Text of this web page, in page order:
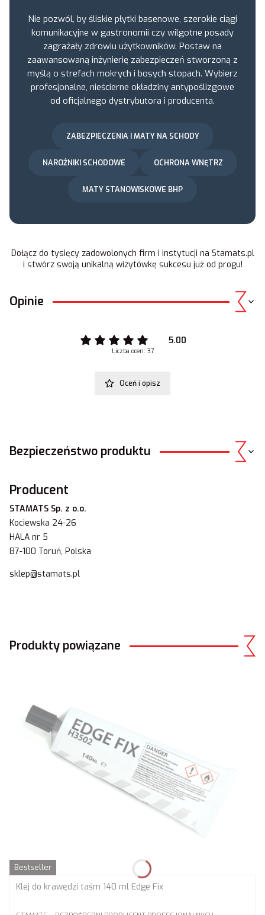
Nie pozwól, by śliskie płytki basenowe, szerokie ciągi
komunikacyjne w gastronomii czy wilgotne posady
zagrażały zdrowiu użytkowników. Postaw na
zaawansowaną inżynierię zabezpieczeń stworzoną z
myślą o strefach mokrych i bosych stopach. Wybierz
profesjonalne, nieścierne okładziny antypoślizgowe
od oficjalnego dystrybutora i producenta.
ZABEZPIECZENIA I MATY NA SCHODY
NAROŻNIKI SCHODOWE OCHRONA WNĘTRZ
MATY STANOWISKOWE BHP
Dołącz do tysięcy zadowolonych firm i instytucji na Stamats.pl
i stwórz swoją unikalną wizytówkę sukcesu już od progu!
Opinie
5.00
Liczba ocen: 37
Oceń i opisz
Bezpieczeństwo produktu
Producent
STAMATS Sp. z o.o.
Kociewska 24-26
HALA nr 5
87-100 Toruń, Polska
sklep@stamats.pl
Produkty powiązane
Bestseller
Klej do krawędzi taśm 140 ml Edge Fix